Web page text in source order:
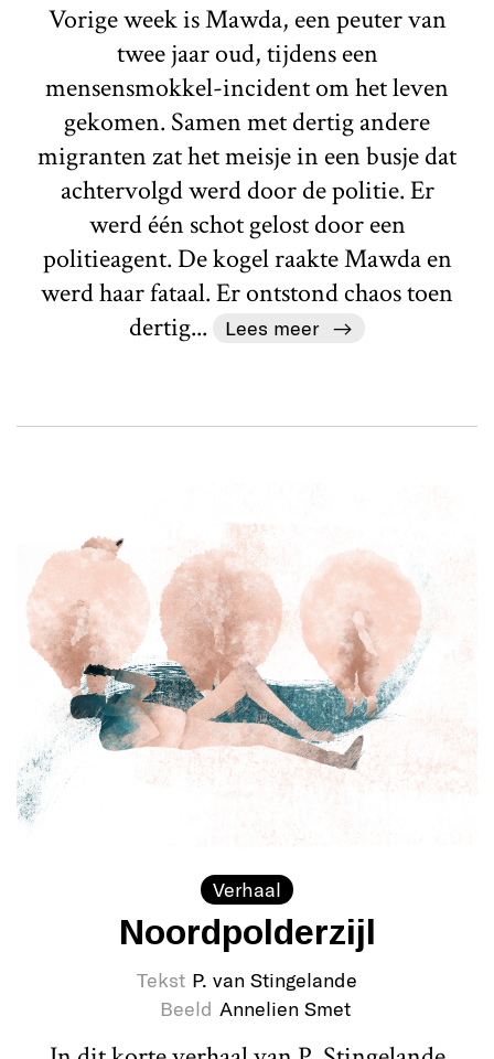
Vorige week is Mawda, een peuter van
twee jaar oud, tijdens een
mensensmokkel-incident om het leven
gekomen. Samen met dertig andere
migranten zat het meisje in een busje dat
achtervolgd werd door de politie. Er
werd één schot gelost door een
politieagent. De kogel raakte Mawda en
werd haar fataal. Er ontstond chaos toen
dertig...
Lees meer
Verhaal
Noordpolderzijl
Tekst P. van Stingelande
Beeld Annelien Smet